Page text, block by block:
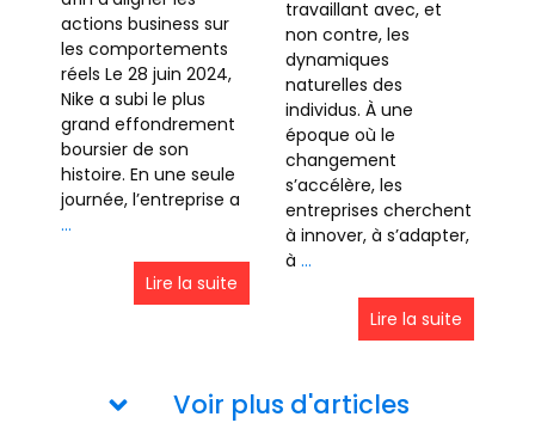
actions business sur
les comportements
réels Le 28 juin 2024,
Nike a subi le plus
grand effondrement
boursier de son
histoire. En une seule
journée, l’entreprise a
…
Lire la suite
travaillant avec, et
non contre, les
dynamiques
naturelles des
individus. À une
époque où le
changement
s’accélère, les
entreprises cherchent
à innover, à s’adapter,
à …
Lire la suite
Voir plus d'articles